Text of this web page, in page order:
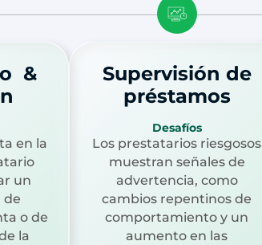
&
en la
un
de
o de
la
Supervisión de
préstamos
Desafíos
Los prestatarios riesgosos
muestran señales de
advertencia, como
cambios repentinos de
comportamiento y un
aumento en las